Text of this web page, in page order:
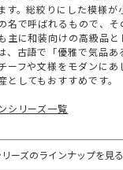
す。総絞りにした模様が
名で呼ばれるもので、
主に和装向けの高級品
、古語で「優雅で気品あ
ーフや文様をモダンにあ
してもおすすめです。
シリーズ一覧
ーズのラインナップを見る